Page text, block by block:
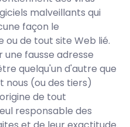
malveillants qui
façon le
de tout site Web lié.
une fausse adresse
quelqu'un d'autre que
(ou des tiers)
de tout
responsable des